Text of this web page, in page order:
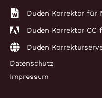
Duden Korrektor für
Duden Korrektor CC
Duden
Datenschutz
Impressum